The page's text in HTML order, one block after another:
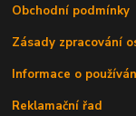
Obchodní podmínky
Zásady zpracování
Informace o
Reklamační řad